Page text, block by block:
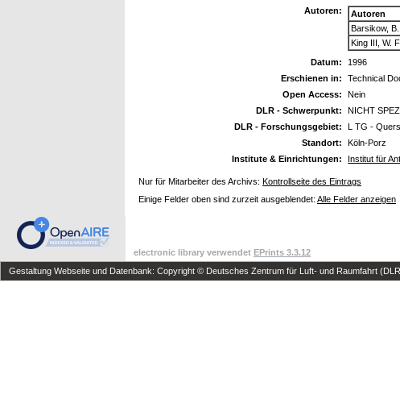
Autoren:
Autoren
Barsikow,
King III, W. F.
Datum:
1996
Erschienen in:
Technical
Open Access:
Nein
DLR - Schwerpunkt:
NICHT
DLR - Forschungsgebiet:
L TG -
Standort:
Köln-Porz
Institute & Einrichtungen:
Institut für
Nur für Mitarbeiter des Archivs: Kontrollseite des Eintrags
Einige Felder oben sind zurzeit ausgeblendet: Alle Felder anzeigen
electronic library verwendet EPrints 3.3.12
Gestaltung Webseite und Datenbank: Copyright © Deutsches Zentrum für Luft- und Raumfahrt